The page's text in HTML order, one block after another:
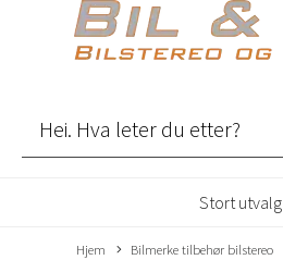
Stort utvalg
Hjem Bilmerke tilbehør bilstereo